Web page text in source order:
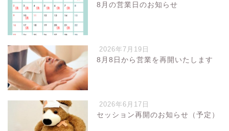
8月の営業日のお知らせ
2026年7月19日
8月8日から営業を再開いたします
2026年6月17日
セッション再開のお知らせ（予定）